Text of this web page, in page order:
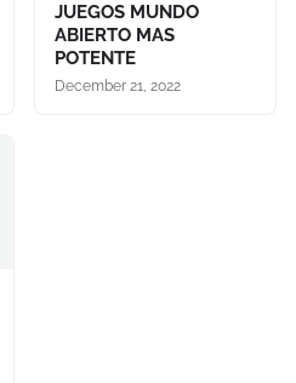
JUEGOS MUNDO
ABIERTO MAS
POTENTE
December 21, 2022